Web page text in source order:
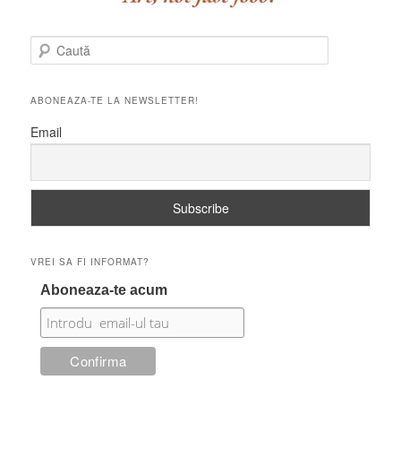
a
t
ABONEAZA-TE LA NEWSLETTER!
Email
VREI SA FI INFORMAT?
Aboneaza-te acum